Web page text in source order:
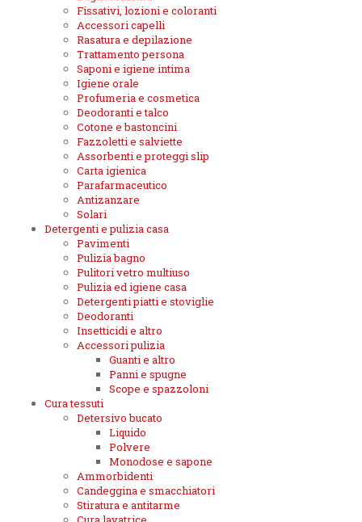
Fissativi, lozioni e coloranti
Accessori capelli
Rasatura e depilazione
Trattamento persona
Saponi e igiene intima
Igiene orale
Profumeria e cosmetica
Deodoranti e talco
Cotone e bastoncini
Fazzoletti e salviette
Assorbenti e proteggi slip
Carta igienica
Parafarmaceutico
Antizanzare
Solari
Detergenti e pulizia casa
Pavimenti
Pulizia bagno
Pulitori vetro multiuso
Pulizia ed igiene casa
Detergenti piatti e stoviglie
Deodoranti
Insetticidi e altro
Accessori pulizia
Guanti e altro
Panni e spugne
Scope e spazzoloni
Cura tessuti
Detersivo bucato
Liquido
Polvere
Monodose e sapone
Ammorbidenti
Candeggina e smacchiatori
Stiratura e antitarme